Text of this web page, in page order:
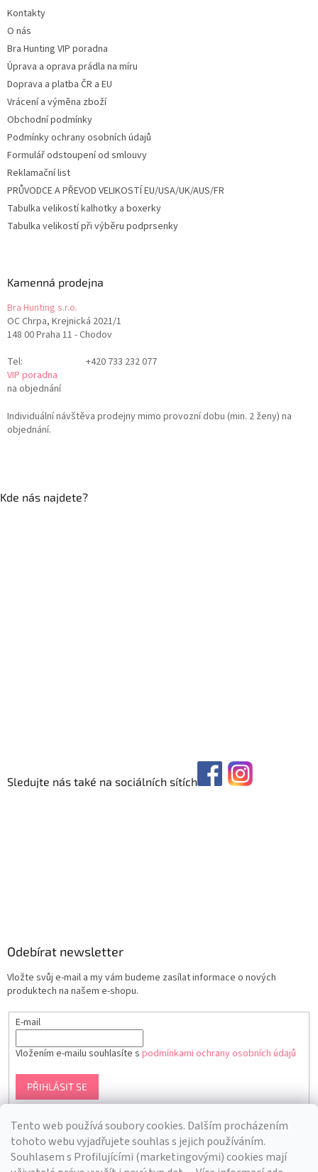
Tento web používá soubory cookies. Dalším procházením
tohoto webu vyjadřujete souhlas s jejich používáním.
Souhlasem s Profilujícími (marketingovými) cookies mají
Kontakty
O nás
Bra Hunting VIP poradna
Úprava a oprava prádla na míru
Doprava a platba ČR a EU
Vrácení a výměna zboží
Obchodní podmínky
Podmínky ochrany osobních údajů
Formulář odstoupení od smlouvy
Reklamační list
PRŮVODCE A PŘEVOD VELIKOSTÍ EU/USA/UK/AUS/FR
Tabulka velikostí kalhotky a boxerky
Tabulka velikostí při výběru podprsenky
Kamenná prodejna
Bra Hunting s.r.o.
OC Chrpa, Krejnická 2021/1
148 00 Praha 11 - Chodov
Tel:
+420 733 232 077
VIP poradna
na objednání
Individuální návštěva prodejny mimo provozní dobu (min. 2 ženy) na
objednání.
Kde nás najdete?
Sledujte nás také na sociálních sítích
Odebírat newsletter
Vložte svůj e-mail a my vám budeme zasílat informace o nových
produktech na našem e-shopu.
E-mail
Vložením e-mailu souhlasíte s podmínkami ochrany osobních údajů
PŘIHLÁSIT SE